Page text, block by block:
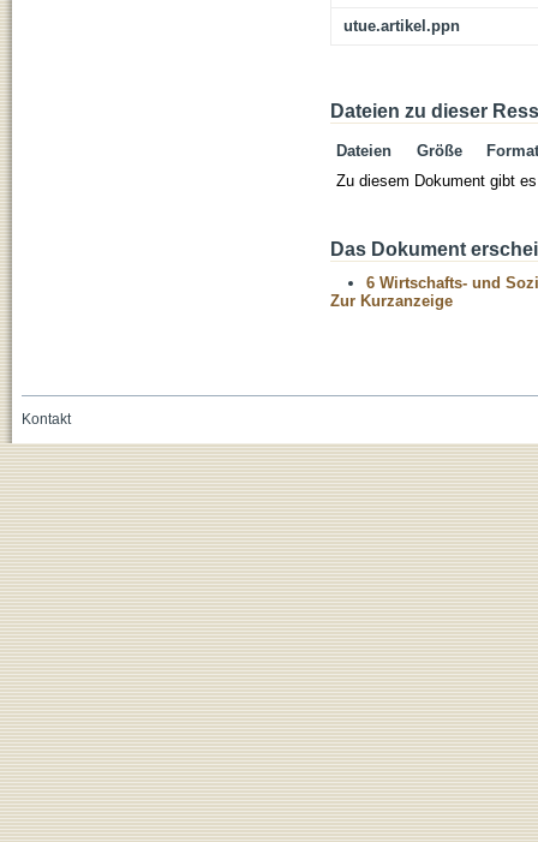
utue.artikel.ppn
Dateien zu dieser
Dateien Größe
Format
Zu diesem Dokument gibt
Das Dokument
6 Wirtschafts- und
Zur Kurzanzeige
Kontakt